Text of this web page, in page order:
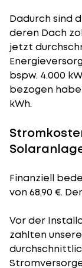
Dadurch sind
deren Dach
jetzt
bspw. 4.000
bezogen
kWh.
Finanziell
von 68,90 €.
Vor der
zahlten